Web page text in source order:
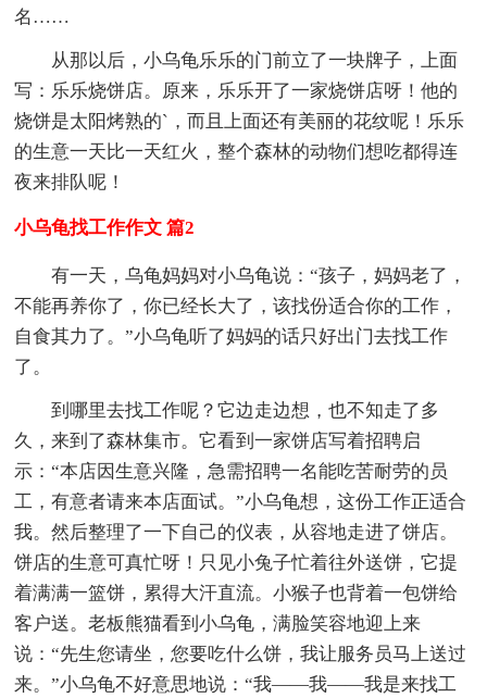
名……
从那以后，小乌龟乐乐的门前立了一块牌子，上面
写：乐乐烧饼店。原来，乐乐开了一家烧饼店呀！他的
烧饼是太阳烤熟的`，而且上面还有美丽的花纹呢！乐乐
的生意一天比一天红火，整个森林的动物们想吃都得连
夜来排队呢！
小乌龟找工作作文 篇2
有一天，乌龟妈妈对小乌龟说：“孩子，妈妈老了，
不能再养你了，你已经长大了，该找份适合你的工作，
自食其力了。”小乌龟听了妈妈的话只好出门去找工作
了。
到哪里去找工作呢？它边走边想，也不知走了多
久，来到了森林集市。它看到一家饼店写着招聘启
示：“本店因生意兴隆，急需招聘一名能吃苦耐劳的员
工，有意者请来本店面试。”小乌龟想，这份工作正适合
我。然后整理了一下自己的仪表，从容地走进了饼店。
饼店的生意可真忙呀！只见小兔子忙着往外送饼，它提
着满满一篮饼，累得大汗直流。小猴子也背着一包饼给
客户送。老板熊猫看到小乌龟，满脸笑容地迎上来
说：“先生您请坐，您要吃什么饼，我让服务员马上送过
来。”小乌龟不好意思地说：“我——我——我是来找工